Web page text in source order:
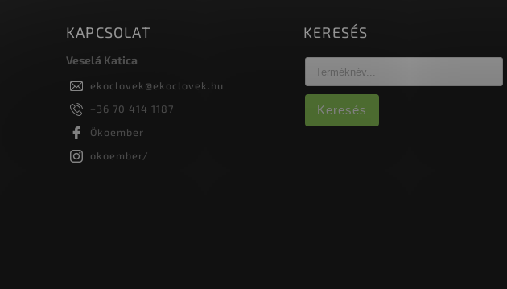
KAPCSOLAT
Veselá Katica
ekoclovek@ekoclovek.hu
+36 70 414 1187
Ökoember
okoember/
KERESÉS
Keresés